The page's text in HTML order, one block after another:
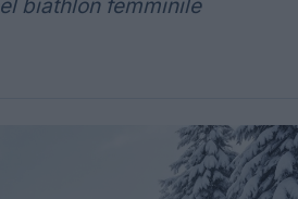
biathlon femminile